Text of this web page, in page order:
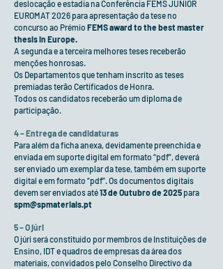
deslocação e estadia na Conferência FEMS JUNIOR
EUROMAT 2026 para apresentação da tese no
concurso ao Prémio FEMS award to the best master
thesis in Europe.
A segunda e a terceira melhores teses receberão
menções honrosas.
Os Departamentos que tenham inscrito as teses
premiadas terão Certificados de Honra.
Todos os candidatos receberão um diploma de
participação.
4 – Entrega de candidaturas
Para além da ficha anexa, devidamente preenchida e
enviada em suporte digital em formato “pdf”, deverá
ser enviado um exemplar da tese, também em suporte
digital e em formato “pdf”. Os documentos digitais
devem ser enviados até13 de Outubro de 2025 para
spm@spmateriais.pt
5 – O júri
O júri será constituído por membros de Instituições de
Ensino, IDT e quadros de empresas da área dos
materiais, convidados pelo Conselho Directivo da